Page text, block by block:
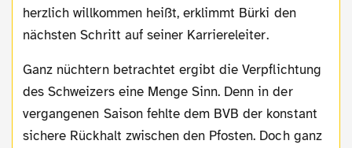
herzlich willkommen heißt, erklimmt Bürki den
nächsten Schritt auf seiner Karriereleiter.
Ganz nüchtern betrachtet ergibt die Verpflichtung
des Schweizers eine Menge Sinn. Denn in der
vergangenen Saison fehlte dem BVB der konstant
sichere Rückhalt zwischen den Pfosten. Doch ganz